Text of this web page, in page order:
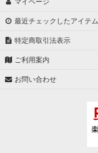
最近チェックしたアイテム
特定商取引法表示
ご利用案内
お問い合わせ